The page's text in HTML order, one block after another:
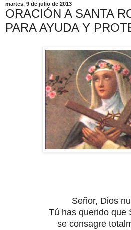
martes, 9 de julio de 2013
ORACIÓN A SANTA
PARA AYUDA Y
Señor, Dios
Tú has querido que
se consagre